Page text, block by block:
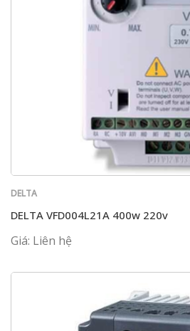
DELTA
DELTA VFD004L21A 400w 220v
Giá: Liên hệ